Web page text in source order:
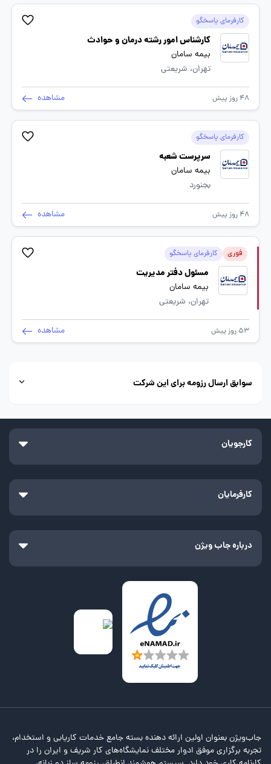
کارفرمای پاسخگو
کارشناس امور رشته درمان و حوادث
بیمه سامان
تهران، شریعتی
48 روز پیش مشاهده
کارفرمای پاسخگو
سرپرست شعبه
بیمه سامان
بجنورد
48 روز پیش مشاهده
فوری کارفرمای پاسخگو
مسئول دفتر مدیریت
بیمه سامان
تهران، شریعتی
53 روز پیش مشاهده
سوابق ارسال رزومه برای این شرکت
کارجویان
کارفرمایان
درباره جاب ویژن
جاب‌ویژن بعنوان اولین ارائه دهنده بسته جامع خدمات کاریابی و استخدام،
تجربه برگزاری موفق ادوار مختلف نمایشگاه‌های کار شریف و ایران را در